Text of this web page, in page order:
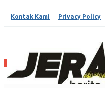
Kontak Kami Privacy Policy
Toggle navigation